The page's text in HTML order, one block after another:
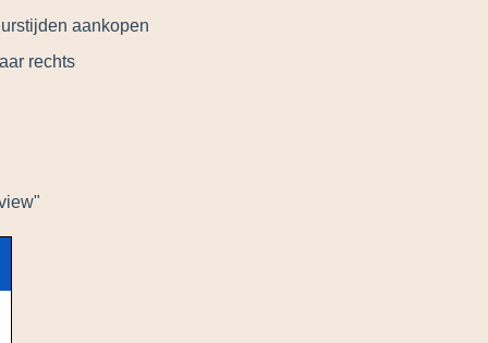
aankopen
rechts